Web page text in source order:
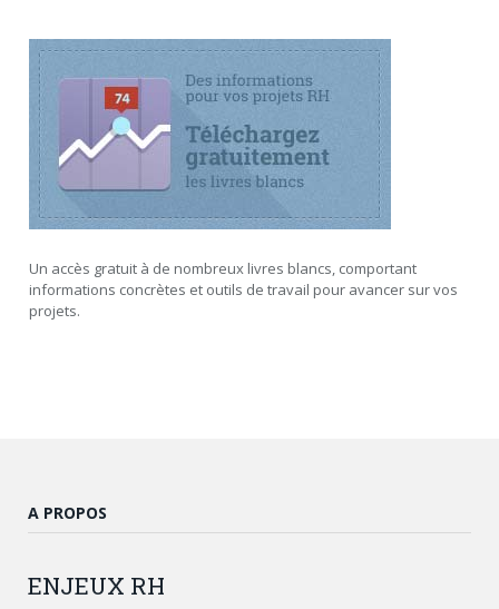
Un accès gratuit à de nombreux livres blancs, comportant
informations concrètes et outils de travail pour avancer sur vos
projets.
A PROPOS
ENJEUX RH